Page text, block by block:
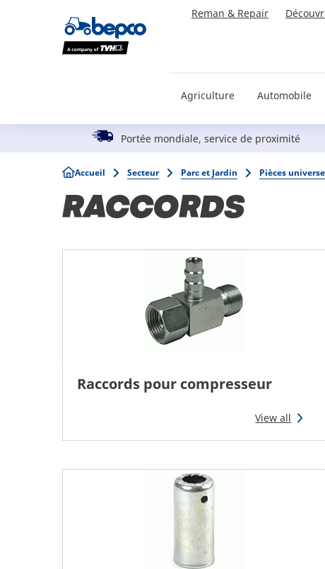
Reman & Repair
Agriculture Automobile
Portée mondiale, service de proximité
Breadcrumb
Accueil Secteur Parc et Jardin Pièces
RACCORDS
Raccords pour compresseur
View all